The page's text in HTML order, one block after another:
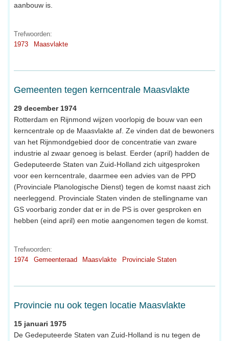
aanbouw is.
Trefwoorden:
1973
Maasvlakte
Gemeenten tegen kerncentrale Maasvlakte
29 december 1974
Rotterdam en Rijnmond wijzen voorlopig de bouw van een
kerncentrale op de Maasvlakte af. Ze vinden dat de bewoners
van het Rijnmondgebied door de concentratie van zware
industrie al zwaar genoeg is belast. Eerder (april) hadden de
Gedeputeerde Staten van Zuid-Holland zich uitgesproken
voor een kerncentrale, daarmee een advies van de PPD
(Provinciale Planologische Dienst) tegen de komst naast zich
neerleggend. Provinciale Staten vinden de stellingname van
GS voorbarig zonder dat er in de PS is over gesproken en
hebben (eind april) een motie aangenomen tegen de komst.
Trefwoorden:
1974
Gemeenteraad Maasvlakte Provinciale Staten
Provincie nu ook tegen locatie Maasvlakte
15 januari 1975
De Gedeputeerde Staten van Zuid-Holland is nu tegen de